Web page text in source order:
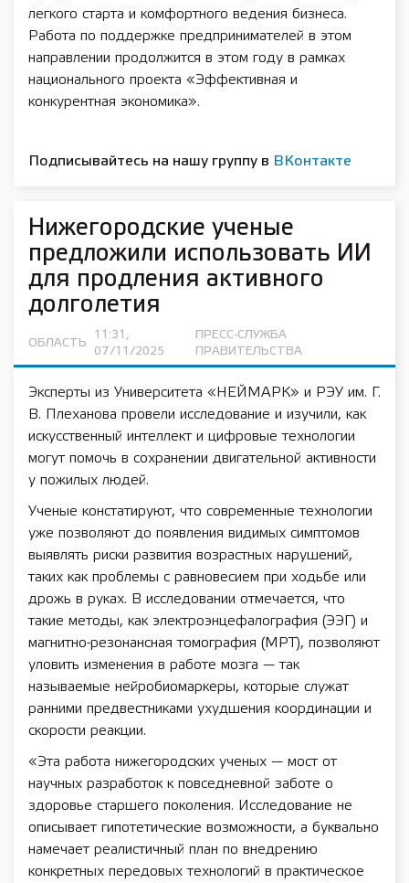
легкого старта и комфортного ведения бизнеса.
Работа по поддержке предпринимателей в этом
направлении продолжится в этом году в рамках
национального проекта «Эффективная и
конкурентная экономика».
Подписывайтесь на нашу группу в ВКонтакте
Нижегородские ученые
предложили использовать ИИ
для продления активного
долголетия
ОБЛАСТЬ
11:31,
07/11/2025
ПРЕСС-СЛУЖБА
ПРАВИТЕЛЬСТВА
Эксперты из Университета «НЕЙМАРК» и РЭУ им. Г.
В. Плеханова провели исследование и изучили, как
искусственный интеллект и цифровые технологии
могут помочь в сохранении двигательной активности
у пожилых людей.
Ученые констатируют, что современные технологии
уже позволяют до появления видимых симптомов
выявлять риски развития возрастных нарушений,
таких как проблемы с равновесием при ходьбе или
дрожь в руках. В исследовании отмечается, что
такие методы, как электроэнцефалография (ЭЭГ) и
магнитно-резонансная томография (МРТ), позволяют
уловить изменения в работе мозга — так
называемые нейробиомаркеры, которые служат
ранними предвестниками ухудшения координации и
скорости реакции.
«Эта работа нижегородских ученых — мост от
научных разработок к повседневной заботе о
здоровье старшего поколения. Исследование не
описывает гипотетические возможности, а буквально
намечает реалистичный план по внедрению
конкретных передовых технологий в практическое